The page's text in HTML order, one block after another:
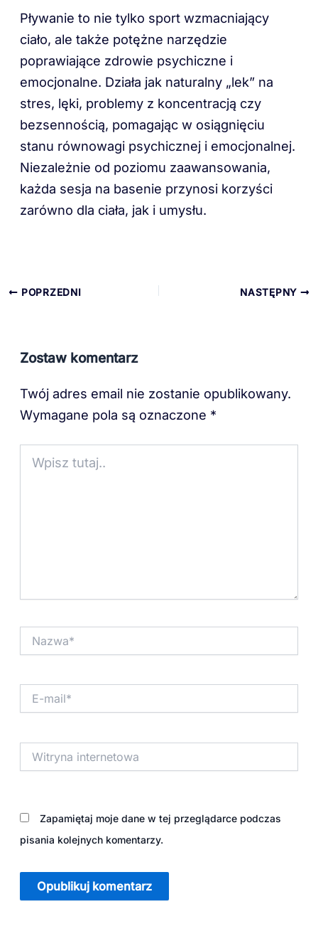
Pływanie to nie tylko sport wzmacniający
ciało, ale także potężne narzędzie
poprawiające zdrowie psychiczne i
emocjonalne. Działa jak naturalny „lek” na
stres, lęki, problemy z koncentracją czy
bezsennością, pomagając w osiągnięciu
stanu równowagi psychicznej i emocjonalnej.
Niezależnie od poziomu zaawansowania,
każda sesja na basenie przynosi korzyści
zarówno dla ciała, jak i umysłu.
POPRZEDNI NASTĘPNY
Zostaw komentarz
Twój adres email nie zostanie opublikowany.
Wymagane pola są oznaczone *
tutaj..
mail*
internetowa
Zapamiętaj moje dane w tej przeglądarce podczas
pisania kolejnych komentarzy.